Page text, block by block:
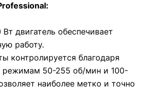
двигатель обеспечивает
работу.
контролируется благодаря
режимам 50-255 об/мин и 100-
наиболее метко и точно